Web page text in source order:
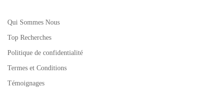
Qui Sommes Nous
Top Recherches
Politique de confidentialité
Termes et Conditions
Témoignages